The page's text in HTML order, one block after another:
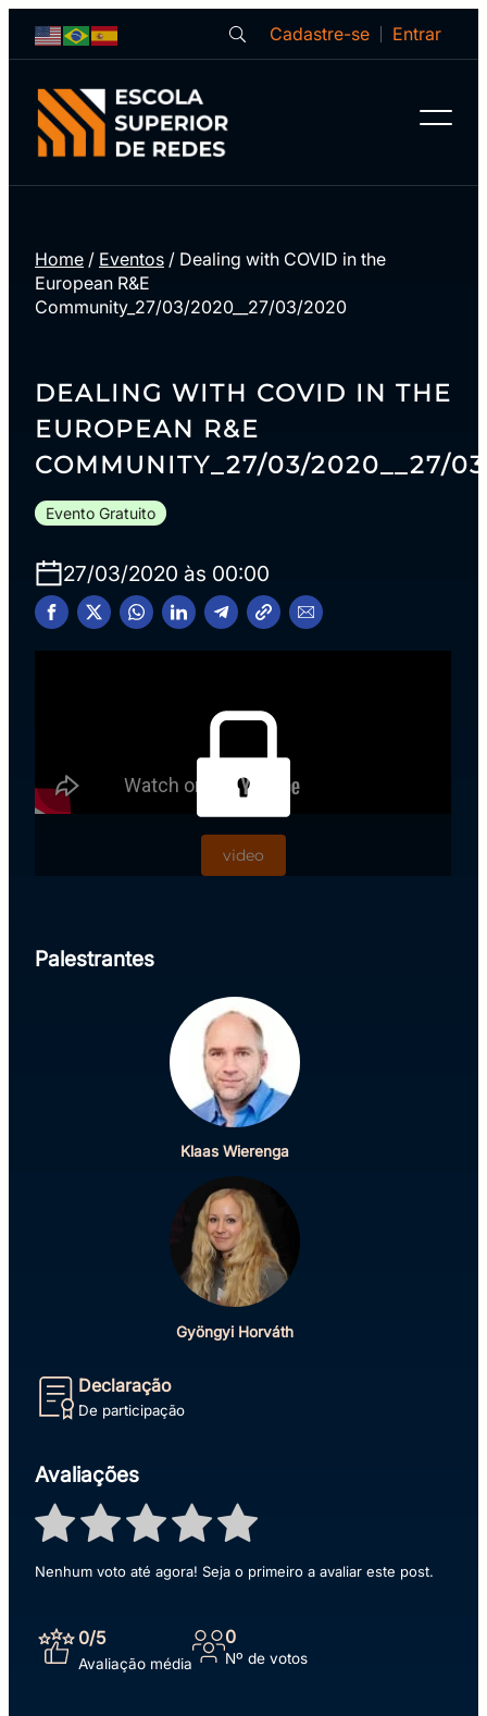
Cadastre-se Entrar
Home / Eventos / Dealing with COVID in the
European R&E
Community_27/03/2020__27/03/2020
DEALING WITH COVID IN THE
EUROPEAN R&E
COMMUNITY_27/03/2020__27/
Evento Gratuito
27/03/2020 às 00:00
video
Palestrantes
Klaas Wierenga
Gyöngyi Horváth
Declaração
De participação
Avaliações
Nenhum voto até agora! Seja o primeiro a avaliar este post.
0/5
Avaliação média
0
Nº de votos